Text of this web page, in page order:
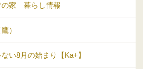
の家 暮らし情報
）
い8月の始まり【Ka+】